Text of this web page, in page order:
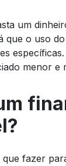
um
que o uso
menor e
que fazer